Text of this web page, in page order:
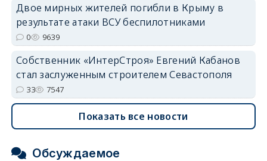
Двое мирных жителей погибли в Крыму в
результате атаки ВСУ беспилотниками
0 9639
Собственник «ИнтерСтроя» Евгений Кабанов
стал заслуженным строителем Севастополя
33 7547
Показать все новости
Обсуждаемое